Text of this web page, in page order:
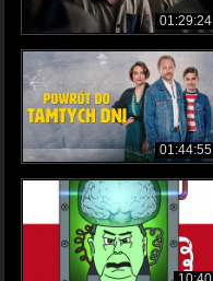
01:29:24
01:44:55